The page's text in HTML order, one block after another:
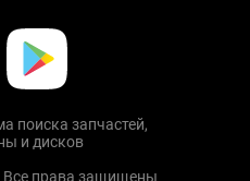
поиска запчастей,
и дисков
Все права защищены